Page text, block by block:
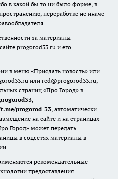
в какой бы то ни было форме, в
переработке не иначе
за материалы
progorod33.ru и его
в меню «Прислать новость» или
или red@progorod33.ru,
страниц «Про Город» в
,
progorod_33, автоматически
на сайте и на страницах
Город» может передать
в соцсетях материалы в
рекомендательные
предоставления